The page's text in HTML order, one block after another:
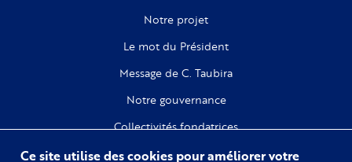
Notre projet
Le mot du Président
Message de C. Taubira
Notre gouvernance
Collectivités fondatrices
Ce site utilise des cookies pour améliorer votre